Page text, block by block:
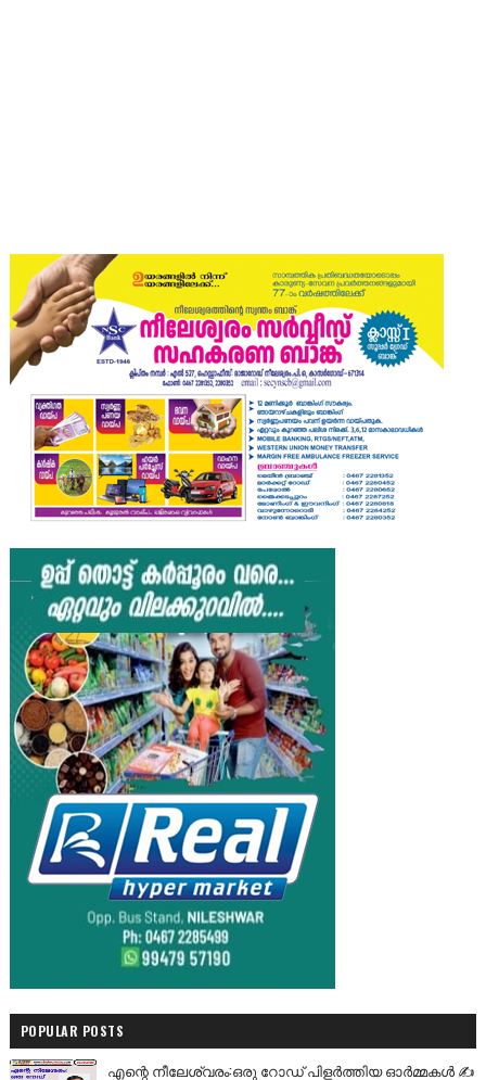
POPULAR POSTS
എന്റെ നീലേശ്വരം:ഒരു റോഡ് പിളർത്തിയ ഓർമ്മകൾ ✍️